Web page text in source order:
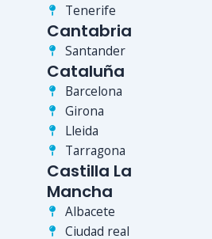
Tenerife
Cantabria
Santander
Cataluña
Barcelona
Girona
Lleida
Tarragona
Castilla La
Mancha
Albacete
Ciudad real